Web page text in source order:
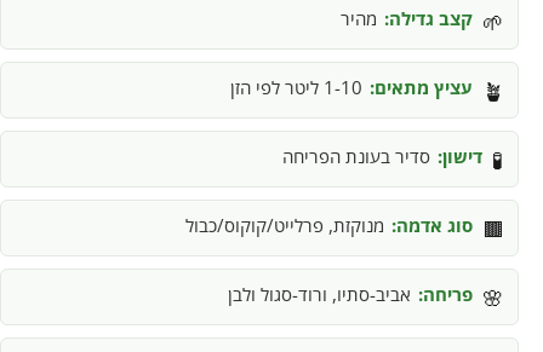
🌱 קצב גדילה: מהיר
🪴 עציץ מתאים: 1-10 ליטר לפי הזן
🧪 דישון: סדיר בעונת הפריחה
🟫 סוג אדמה: מנוקזת, פרלייט/קוקוס/כבול
🌸 פריחה: אביב-סתיו, ורוד-סגול ולבן